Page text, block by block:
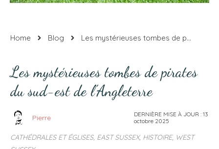
Home Blog Les mystérieuses tombes de pirates du sud-est de l’Angleterre
Les mystérieuses tombes de pirates
du sud-est de l’Angleterre
Pierre DERNIÈRE MISE À JOUR :13
octobre 2025
CATHÉDRALES ET ÉGLISES, EAST SUSSEX, HISTOIRE, WEST